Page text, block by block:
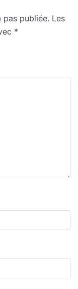
pas publiée. Les
*